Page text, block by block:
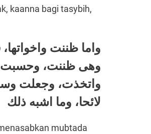
kaanna bagi tasybih,
واما ظننت واخواتها،
وهى ظننت،
واتخذت، وجعلت
لائحا، وما اشبه ذلك
mubtada